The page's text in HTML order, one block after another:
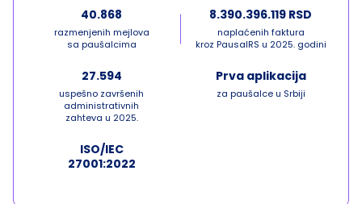
40.868
razmenjenih mejlova
sa paušalcima
8.390.396.119 RSD
naplaćenih faktura
kroz PausalRS u 2025. godini
27.594
uspešno završenih
administrativnih
zahteva u 2025.
Prva aplikacija
za paušalce u Srbiji
ISO/IEC
27001:2022